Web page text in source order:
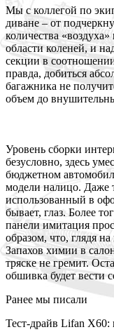
Мы с коллегой по
диване – от
количества
области коленей, и
секции в
правда, добиться
багажника не
объем до
Уровень сборки
безусловно, здесь
бюджетном
модели налицо. Даже
использованный в
бывает, глаз. Более
панели имитация
образом, что, глядя
Запахов химии в
тряске не гремит.
обшивка будет вести
Ранее мы писали
Тест-драйв Lifan